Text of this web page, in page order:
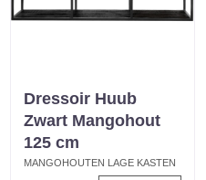
Dressoir Huub
Zwart Mangohout
125 cm
MANGOHOUTEN LAGE KASTEN